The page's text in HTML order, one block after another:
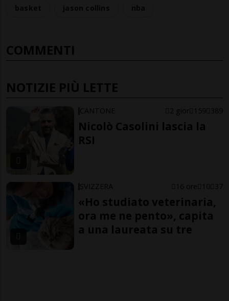
COMMENTI
NOTIZIE PIÙ LETTE
CANTONE 2 gior 159 389
Nicolò Casolini lascia la
RSI
SVIZZERA 16 ore 10 37
«Ho studiato veterinaria,
ora me ne pento», capita
a una laureata su tre